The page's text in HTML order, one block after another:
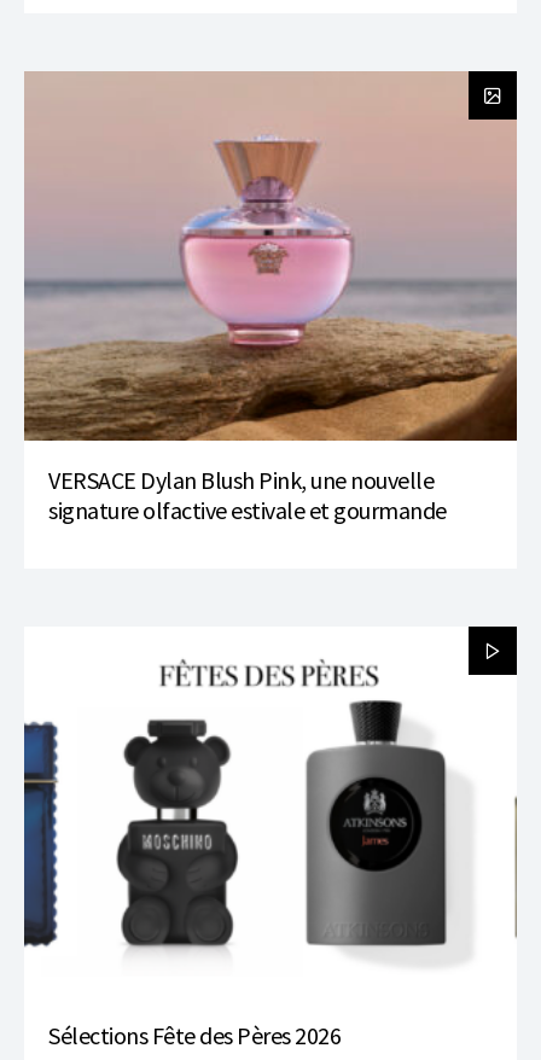
VERSACE Dylan Blush Pink, une nouvelle
signature olfactive estivale et gourmande
Sélections Fête des Pères 2026